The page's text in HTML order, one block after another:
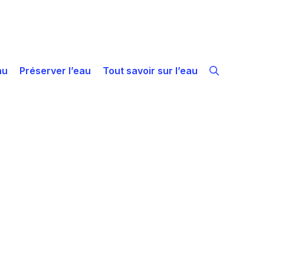
Préserver l’eau Tout savoir sur l’eau